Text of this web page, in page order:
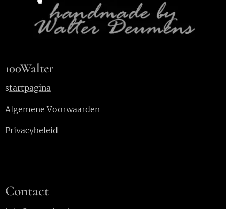
100Walter
startpagina
Algemene Voorwaarden
Privacybeleid
Contact